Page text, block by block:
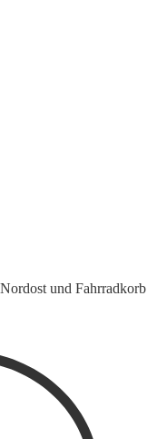
und Fahrradkorb